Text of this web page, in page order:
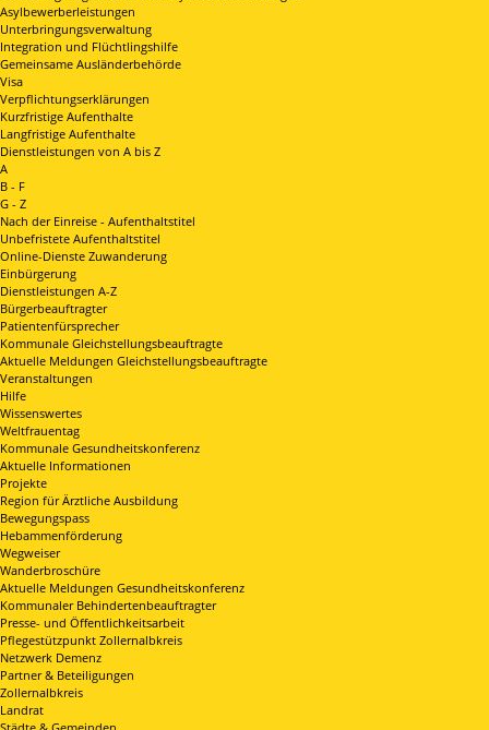
Asylbewerberleistungen
Unterbringungsverwaltung
Integration und Flüchtlingshilfe
Gemeinsame Ausländerbehörde
Visa
Verpflichtungserklärungen
Kurzfristige Aufenthalte
Langfristige Aufenthalte
Dienstleistungen von A bis Z
A
B - F
G - Z
Nach der Einreise - Aufenthaltstitel
Unbefristete Aufenthaltstitel
Online-Dienste Zuwanderung
Einbürgerung
Dienstleistungen A-Z
Bürgerbeauftragter
Patientenfürsprecher
Kommunale Gleichstellungsbeauftragte
Aktuelle Meldungen Gleichstellungsbeauftragte
Veranstaltungen
Hilfe
Wissenswertes
Weltfrauentag
Kommunale Gesundheitskonferenz
Aktuelle Informationen
Projekte
Region für Ärztliche Ausbildung
Bewegungspass
Hebammenförderung
Wegweiser
Wanderbroschüre
Aktuelle Meldungen Gesundheitskonferenz
Kommunaler Behindertenbeauftragter
Presse- und Öffentlichkeitsarbeit
Pflegestützpunkt Zollernalbkreis
Netzwerk Demenz
Partner & Beteiligungen
Zollernalbkreis
Landrat